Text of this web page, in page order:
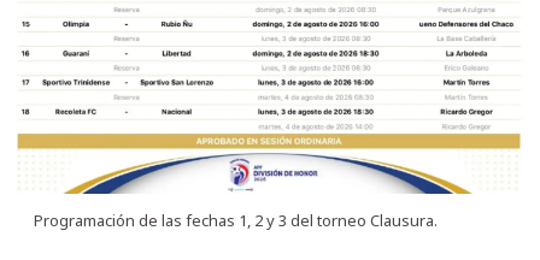
Programación de las fechas 1, 2 y 3 del torneo Clausura.